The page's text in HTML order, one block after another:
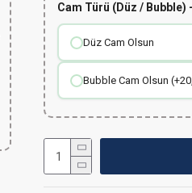
Cam Türü (Düz /
Düz Cam Olsun
Bubble Cam Olsun